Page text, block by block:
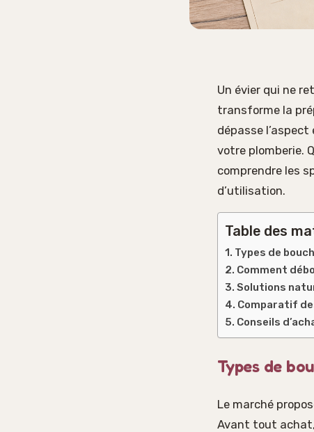
Un évier qui ne
transforme la
dépasse
votre plomberie.
comprendre les
d’utilisation.
Table des
Types de
Comment
Solutions
Comparatif
Conseils
Types de
Le marché
Avant tout achat,